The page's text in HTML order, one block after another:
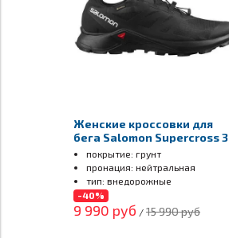
Женские кроссовки для
бега Salomon Supercross 3
GoreTex черные
покрытие: грунт
пронация: нейтральная
тип: внедорожные
-40%
9 990 руб / 15 990 руб